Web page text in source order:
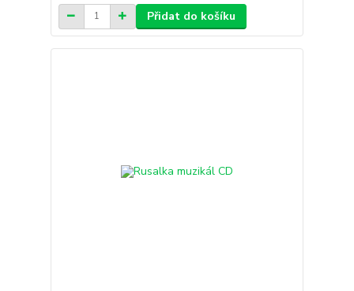
Přidat do košíku